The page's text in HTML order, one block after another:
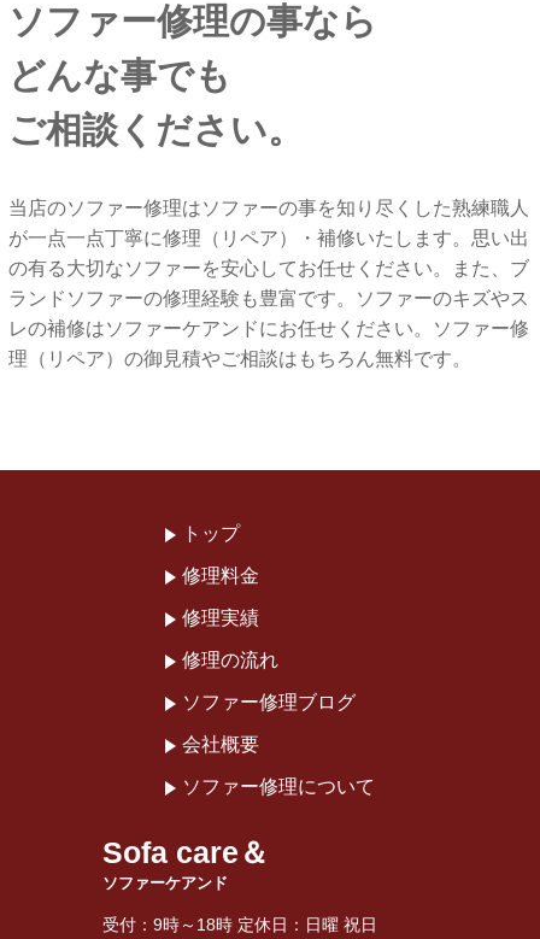
ソファー修理の事なら
どんな事でも
ご相談ください。
当店のソファー修理はソファーの事を知り尽くした熟練職人
が一点一点丁寧に修理（リペア）・補修いたします。思い出
の有る大切なソファーを安心してお任せください。また、ブ
ランドソファーの修理経験も豊富です。ソファーのキズやス
レの補修はソファーケアンドにお任せください。ソファー修
理（リペア）の御見積やご相談はもちろん無料です。
トップ
修理料金
修理実績
修理の流れ
ソファー修理ブログ
会社概要
ソファー修理について
Sofa care＆
ソファーケアンド
受付：9時～18時 定休日：日曜 祝日